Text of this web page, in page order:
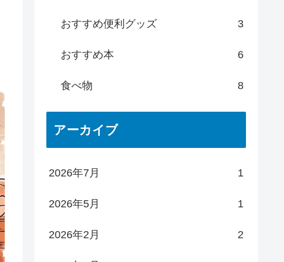
おすすめ便利グッズ 3
おすすめ本 6
食べ物 8
アーカイブ
2026年7月 1
2026年5月 1
2026年2月 2